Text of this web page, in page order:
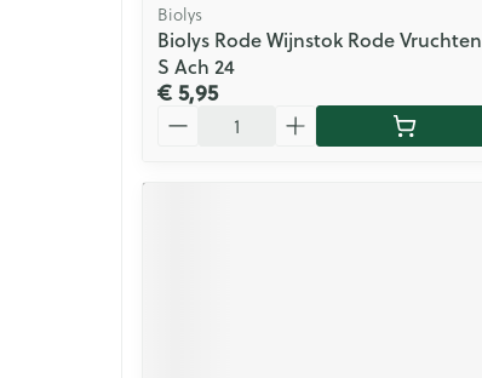
Biolys
Biolys Rode Wijnstok Rode Vruchten
S Ach 24
€ 5,95